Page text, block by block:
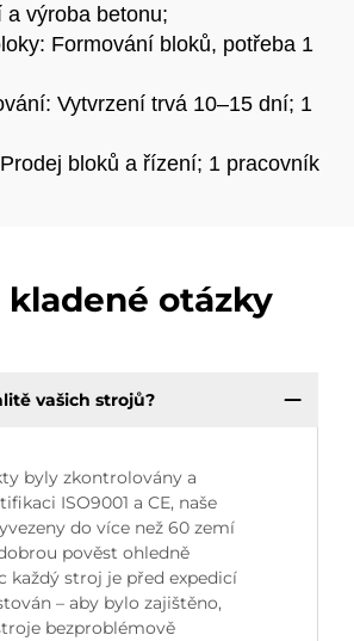
výroba betonu;
Formování bloků, potřeba 1
Vytvrzení trvá 10–15 dní; 1
bloků a řízení; 1 pracovník
kladené otázky
vašich strojů?
byly zkontrolovány a
ISO9001 a CE, naše
do více než 60 zemí
pověst ohledně
každý stroj je před expedicí
– aby bylo zajištěno,
bezproblémově